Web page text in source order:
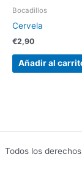
Bocadillos
Cervela
€2,90
Añadir al
Todos los